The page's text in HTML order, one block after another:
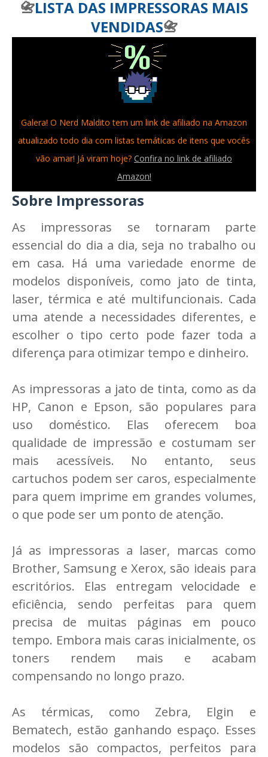
📇LISTA DAS IMPRESSORAS MAIS
VENDIDAS📇
Galera! O Nerd Maldito tem um link de afiliado na Amazon
atualizado todo dia com listas temáticas de itens que vocês
vão amar! Já viram hoje? Confira no link de afiliado
Amazon!
Sobre Impressoras
As impressoras se tornaram parte
essencial do dia a dia, seja no trabalho ou
em casa. Há uma variedade enorme de
modelos disponíveis, como jato de tinta,
laser, térmica e até multifuncionais. Cada
uma atende a necessidades diferentes, e
escolher o tipo certo pode fazer toda a
diferença para otimizar tempo e dinheiro.
As impressoras a jato de tinta, como as da
HP, Canon e Epson, são populares para
uso doméstico. Elas oferecem boa
qualidade de impressão e costumam ser
mais acessíveis. No entanto, seus
cartuchos podem ser caros, especialmente
para quem imprime em grandes volumes,
o que pode ser um ponto de atenção.
Já as impressoras a laser, marcas como
Brother, Samsung e Xerox, são ideais para
escritórios. Elas entregam velocidade e
eficiência, sendo perfeitas para quem
precisa de muitas páginas em pouco
tempo. Embora mais caras inicialmente, os
toners rendem mais e acabam
compensando no longo prazo.
As térmicas, como Zebra, Elgin e
Bematech, estão ganhando espaço. Esses
modelos são compactos, perfeitos para